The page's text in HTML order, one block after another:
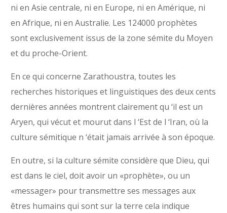
ni en Asie centrale, ni en Europe, ni en Amérique, ni
en Afrique, ni en Australie. Les 124000 prophètes
sont exclusivement issus de la zone sémite du Moyen
et du proche-Orient.
En ce qui concerne Zarathoustra, toutes les
recherches historiques et linguistiques des deux cents
dernières années montrent clairement qu ‘il est un
Aryen, qui vécut et mourut dans l ‘Est de l ‘Iran, où la
culture sémitique n ‘était jamais arrivée à son époque.
En outre, si la culture sémite considère que Dieu, qui
est dans le ciel, doit avoir un «prophète», ou un
«messager» pour transmettre ses messages aux
êtres humains qui sont sur la terre cela indique